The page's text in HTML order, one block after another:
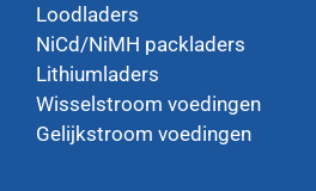
Loodladers
NiCd/NiMH packladers
Lithiumladers
Wisselstroom voedingen
Gelijkstroom voedingen